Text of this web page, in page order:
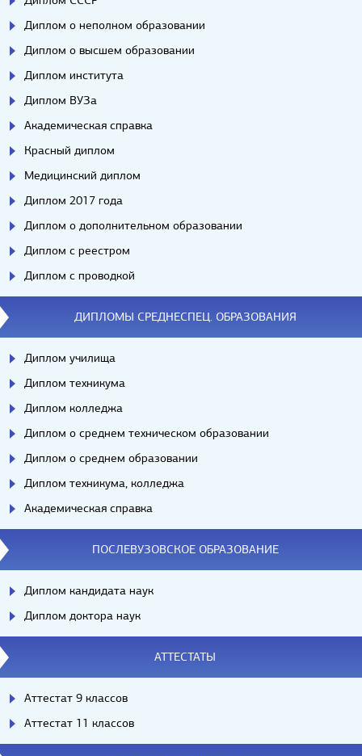
Диплом о неполном образовании
Диплом о высшем образовании
Диплом института
Диплом ВУЗа
Академическая справка
Красный диплом
Медицинский диплом
Диплом 2017 года
Диплом о дополнительном образовании
Диплом с реестром
Диплом с проводкой
ДИПЛОМЫ СРЕДНЕСПЕЦ. ОБРАЗОВАНИЯ
Диплом училища
Диплом техникума
Диплом колледжа
Диплом о среднем техническом образовании
Диплом о среднем образовании
Диплом техникума, колледжа
Академическая справка
ПОСЛЕВУЗОВСКОЕ ОБРАЗОВАНИЕ
Диплом кандидата наук
Диплом доктора наук
АТТЕСТАТЫ
Аттестат 9 классов
Аттестат 11 классов